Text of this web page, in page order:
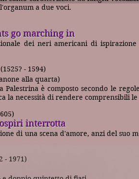
a due voci.
go marching in
dei neri americani di
- 1594)
alla quarta)
Palestrina è composto secondo le
la necessità di rendere comprensibili
interrotta
di una scena d'amore, anzi del suo
- 1971)